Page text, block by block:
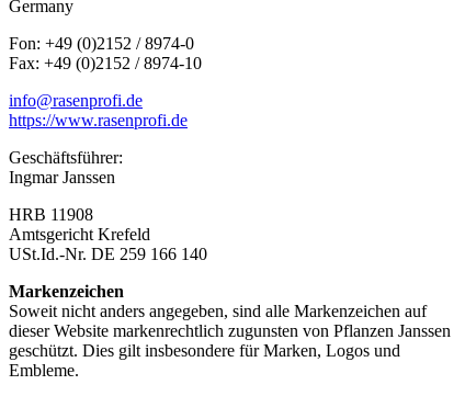
Germany
Fon: +49 (0)2152 / 8974-0
Fax: +49 (0)2152 / 8974-10
info@rasenprofi.de
https://www.rasenprofi.de
Geschäftsführer:
Ingmar Janssen
HRB 11908
Amtsgericht Krefeld
USt.Id.-Nr. DE 259 166 140
Markenzeichen
Soweit nicht anders angegeben, sind alle Markenzeichen auf
dieser Website markenrechtlich zugunsten von Pflanzen Janssen
geschützt. Dies gilt insbesondere für Marken, Logos und
Embleme.